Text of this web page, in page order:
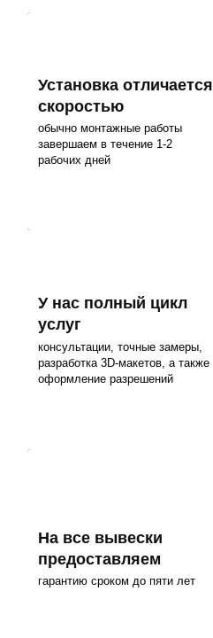
Установка отличается
скоростью
обычно монтажные работы
завершаем в течение 1-2
рабочих дней
У нас полный цикл
услуг
консультации, точные замеры,
разработка 3D-макетов, а также
оформление разрешений
На все вывески
предоставляем
гарантию сроком до пяти лет